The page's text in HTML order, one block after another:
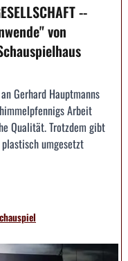
--
von
Gerhard Hauptmanns
Arbeit
Qualität. Trotzdem gibt
umgesetzt